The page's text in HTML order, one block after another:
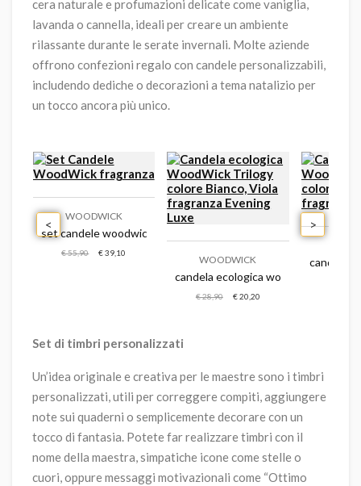
cera naturale e profumazioni delicate come vaniglia,
lavanda o cannella, ideali per creare un ambiente
rilassante durante le serate invernali. Molte aziende
offrono confezioni regalo con candele personalizzabili,
includendo dediche o decorazioni a tema natalizio per
un tocco ancora più unico.
fragranza
WOODWICK
set candele woodwick fragranza
€ 55,90 € 39,10
WOODWICK
candela ecologica woodwick trilogy
€ 28,90 € 20,20
candela
< >
Set di timbri personalizzati
Un’idea originale e creativa per le maestre sono i timbri
personalizzati, utili per correggere compiti, aggiungere
note sui quaderni o semplicemente decorare con un
tocco di fantasia. Potete far realizzare timbri con il
nome della maestra, simpatiche icone come stelle o
cuori, oppure messaggi motivazionali come “Ottimo